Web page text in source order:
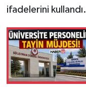
ifadelerini kullandı.
İletişim
Künye